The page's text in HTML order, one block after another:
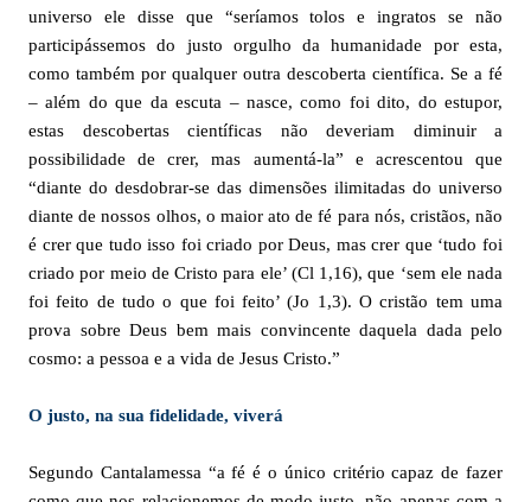
universo ele disse que “seríamos tolos e ingratos se não
participássemos do justo orgulho da humanidade por esta,
como também por qualquer outra descoberta científica. Se a fé
– além do que da escuta – nasce, como foi dito, do estupor,
estas descobertas científicas não deveriam diminuir a
possibilidade de crer, mas aumentá-la” e acrescentou que
“diante do desdobrar-se das dimensões ilimitadas do universo
diante de nossos olhos, o maior ato de fé para nós, cristãos, não
é crer que tudo isso foi criado por Deus, mas crer que ‘tudo foi
criado por meio de Cristo para ele’ (Cl 1,16), que ‘sem ele nada
foi feito de tudo o que foi feito’ (Jo 1,3). O cristão tem uma
prova sobre Deus bem mais convincente daquela dada pelo
cosmo: a pessoa e a vida de Jesus Cristo.”
O justo, na sua fidelidade, viverá
Segundo Cantalamessa “a fé é o único critério capaz de fazer